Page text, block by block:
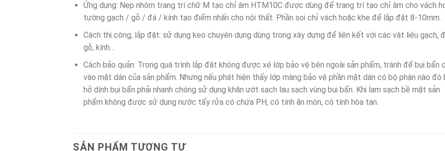
Ứng dụng: Nẹp nhôm trang trí chữ M tạo chỉ âm HTM10C được dùng để trang trí tạo chỉ âm cho vách
tường gạch / gỗ / đá / kính tạo điểm nhấn cho nội thất. Phần soi chỉ vách hoặc khe để lắp đặt 8-10mm.
Cách thi công, lắp đặt: sử dụng keo chuyên dụng dùng trong xây dựng để liên kết với các vật liệu gạch,
gỗ, kính…
Cách bảo quản: Trong quá trình lắp đặt không được xé lớp bảo vệ bên ngoài sản phẩm, tránh để bụi bẩn
vào mặt dán của sản phẩm. Nhưng nếu phát hiện thấy lớp màng bảo vệ phần mặt dán có bộ phận nào đó
hở dính bụi bẩn phải nhanh chóng sử dụng khăn ướt sạch lau sạch vùng bụi bẩn. Khi lam sạch bề mặt sản
phẩm không được sử dụng nước tẩy rửa có chứa PH, có tính ăn mòn, có tính hòa tan.
SẢN PHẨM TƯƠNG TỰ